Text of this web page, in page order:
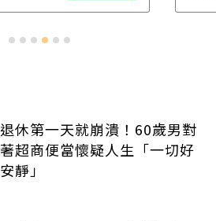
退休第一天就崩潰！60歲男對
著超商便當懷疑人生「一切好
安靜」